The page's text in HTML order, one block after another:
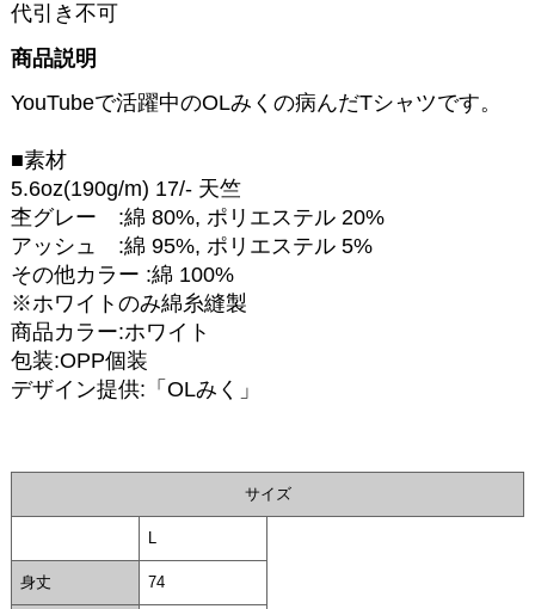
代引き不可
商品説明
YouTubeで活躍中のOLみくの病んだTシャツです。
■素材
5.6oz(190g/m) 17/- 天竺
杢グレー :綿 80%, ポリエステル 20%
アッシュ :綿 95%, ポリエステル 5%
その他カラー :綿 100%
※ホワイトのみ綿糸縫製
商品カラー:ホワイト
包装:OPP個装
デザイン提供:「OLみく」
サイズ
L
身丈 74